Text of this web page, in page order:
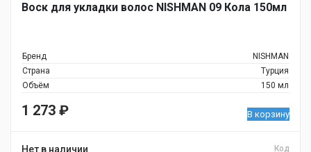
Воск для укладки волос NISHMAN 09 Кола 150мл
Бренд
NISHMAN
Страна
Турция
Объём
150 мл
1 273 ₽ В корзину
Нет в наличии Код